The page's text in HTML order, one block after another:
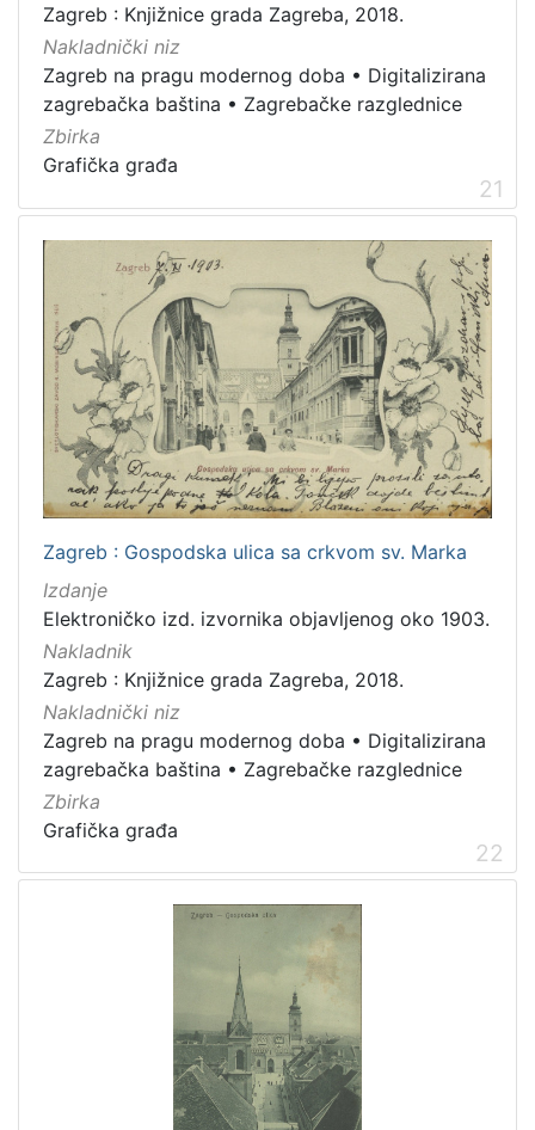
Zagreb : Knjižnice grada Zagreba, 2018.
Nakladnički niz
Zagreb na pragu modernog doba • Digitalizirana
zagrebačka baština • Zagrebačke razglednice
Zbirka
Grafička građa
21
Zagreb : Gospodska ulica sa crkvom sv. Marka
Izdanje
Elektroničko izd. izvornika objavljenog oko 1903.
Nakladnik
Zagreb : Knjižnice grada Zagreba, 2018.
Nakladnički niz
Zagreb na pragu modernog doba • Digitalizirana
zagrebačka baština • Zagrebačke razglednice
Zbirka
Grafička građa
22